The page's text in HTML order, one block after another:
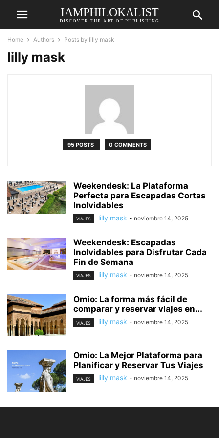
IAMPHILOKALIST
DISCOVER THE ART OF PUBLISHING
Home Authors Posts by lilly mask
lilly mask
95 POSTS 0 COMMENTS
Weekendesk: La Plataforma
Perfecta para Escapadas Cortas
Inolvidables
VIAJES lilly mask - noviembre 14, 2025
Weekendesk: Escapadas
Inolvidables para Disfrutar Cada
Fin de Semana
VIAJES lilly mask - noviembre 14, 2025
Omio: La forma más fácil de
comparar y reservar viajes en...
VIAJES lilly mask - noviembre 14, 2025
Omio: La Mejor Plataforma para
Planificar y Reservar Tus Viajes
VIAJES lilly mask - noviembre 14, 2025